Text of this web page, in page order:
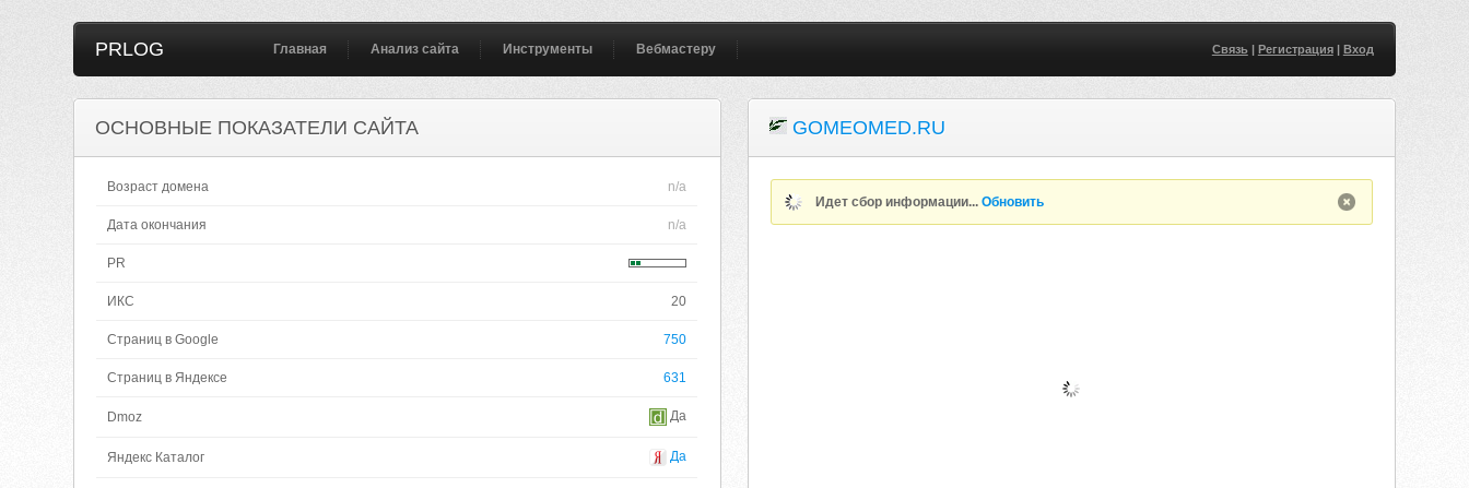
PRLOG Главная Анализ сайта Инструменты Вебмастеру Связь| Регистрация| Вход
ОСНОВНЫЕ ПОКАЗАТЕЛИ САЙТА
Возраст домена n/a
Дата окончания n/a
PR
ИКС 20
Страниц в Google 750
Страниц в Яндексе 631
Dmoz Да
Яндекс Каталог Да
GOMEOMED.RU
Идет сбор информации...Обновить